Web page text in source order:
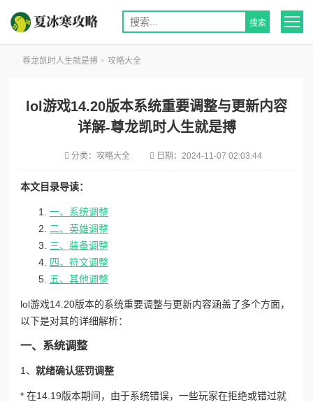
尊龙凯时人生就是搏 > 攻略大全
lol游戏14.20版本系统重要调整与更新内容
详解-尊龙凯时人生就是搏
分类： 攻略大全 日期： 2024-11-07 02:03:44
本文目录导读：
一、系统调整
二、英雄调整
三、装备调整
四、符文调整
五、其他调整
lol游戏14.20版本的系统重要调整与更新内容涵盖了多个方面，
以下是对其的详细解析：
一、系统调整
1、 就绪确认惩罚调整
* 在14.19版本期间，由于系统错误，一些玩家在拒绝或错过就